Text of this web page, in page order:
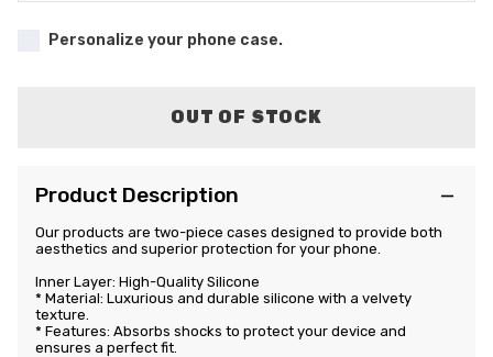
Personalize your phone case.
OUT OF STOCK
Product Description
Our products are two-piece cases designed to provide both
aesthetics and superior protection for your phone.
Inner Layer: High-Quality Silicone
* Material: Luxurious and durable silicone with a velvety
texture.
* Features: Absorbs shocks to protect your device and
ensures a perfect fit.